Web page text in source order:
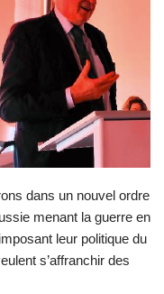
dans un nouvel ordre
menant la guerre en
leur politique du
s’affranchir des